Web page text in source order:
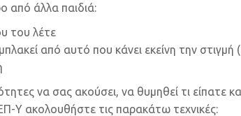
από άλλα παιδιά:
του λέτε
από αυτό που κάνει εκείνη την στιγμή
να σας ακούσει, να θυμηθεί τι είπατε
Υ ακολουθήστε τις παρακάτω τεχνικές: